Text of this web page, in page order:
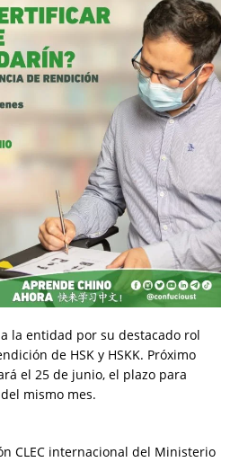
la entidad por su destacado rol
de HSK y HSKK. Próximo
el 25 de junio, el plazo para
mismo mes.
CLEC internacional del Ministerio